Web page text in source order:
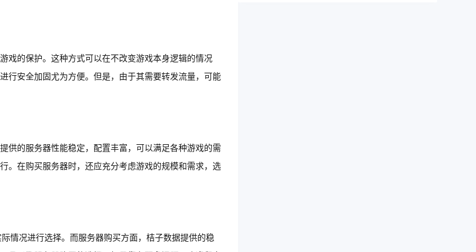
戏的保护。这种方式可以在不改变游戏本身逻辑的情况
行安全加固尤为方便。但是，由于其需要转发流量，可能
供的服务器性能稳定，配置丰富，可以满足各种游戏的需
。在购买服务器时，还应充分考虑游戏的规模和需求，选
情况进行选择。而服务器购买方面，桔子数据提供的稳